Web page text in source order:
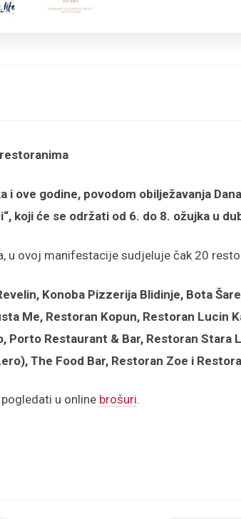
i ove godine, povodom obilježavanja
koji će se održati od 6. do 8. ožujka u
u ovoj manifestacije sudjeluje čak 20
Konoba Pizzerija Blidinje, Bota
Me, Restoran Kopun, Restoran Lucin
Porto Restaurant & Bar, Restoran Stara
The Food Bar, Restoran Zoe i
u online brošuri.